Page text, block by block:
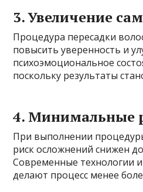
3. Увеличение
Процедура пересадки
повысить уверенность и
психоэмоциональное
поскольку результаты
4. Минимальные
При выполнении
риск осложнений снижен
Современные технологии
делают процесс менее